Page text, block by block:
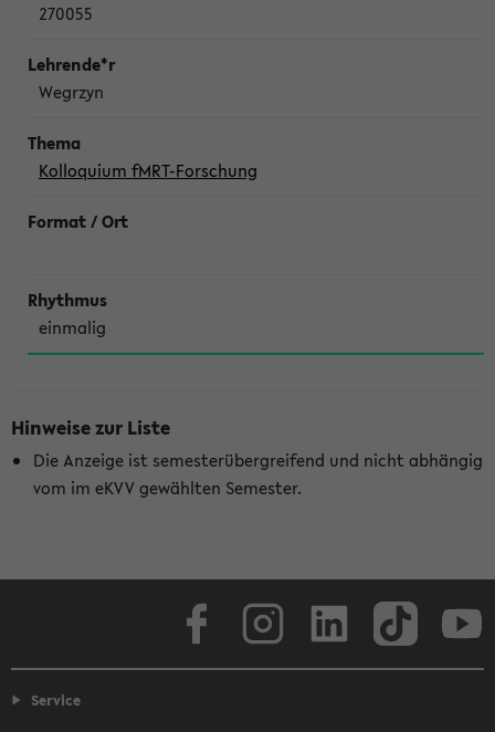
270055
Wegrzyn
Kolloquium fMRT-Forschung
einmalig
Hinweise zur Liste
Die Anzeige ist semesterübergreifend und nicht abhängig
vom im eKVV gewählten Semester.
Service